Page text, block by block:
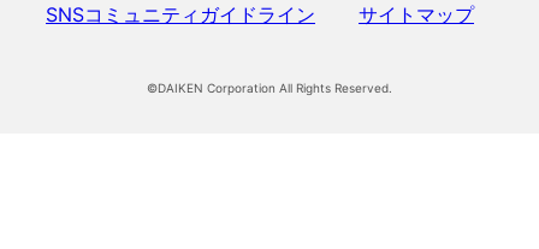
SNSコミュニティガイドライン サイトマップ
©DAIKEN Corporation All Rights Reserved.